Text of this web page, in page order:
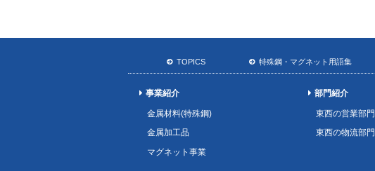
TOPICS 特殊鋼・マグネット用語集
事業紹介
金属材料(特殊鋼)
金属加工品
マグネット事業
部門紹介
東西の営業部門
東西の物流部門